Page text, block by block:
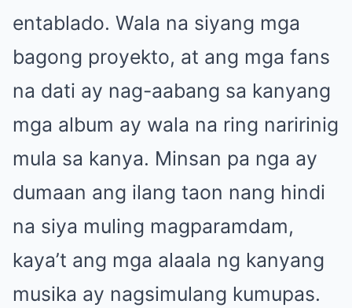
entablado. Wala na siyang mga
bagong proyekto, at ang mga fans
na dati ay nag-aabang sa kanyang
mga album ay wala na ring naririnig
mula sa kanya. Minsan pa nga ay
dumaan ang ilang taon nang hindi
na siya muling magparamdam,
kaya’t ang mga alaala ng kanyang
musika ay nagsimulang kumupas.